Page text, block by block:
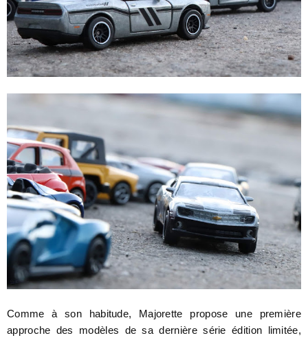
Comme à son habitude, Majorette propose une première
approche des modèles de sa dernière série édition limitée,